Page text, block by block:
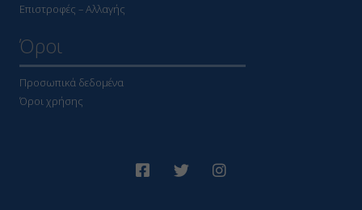
Επιστροφές – Αλλαγής
Όροι
Προσωπικά δεδομένα
Όροι χρήσης